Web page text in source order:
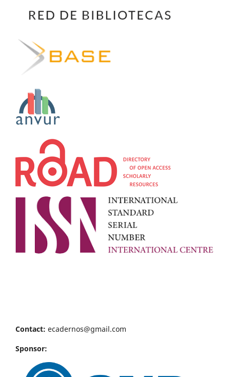
Contact: ecadernos@gmail.com
Sponsor: